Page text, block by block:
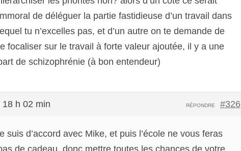
de déléguer la partie fastidieuse d’un travail dans
lequel tu n’excelles pas, et d’un autre on te demande de
focaliser sur le travail à forte valeur ajoutée, il y a une
de schizophrénie (à bon entendeur)
h 02 min #326
RÉPONDRE
suis d’accord avec Mike, et puis l’école ne vous feras
de cadeau, donc mettre toutes les chances de votre